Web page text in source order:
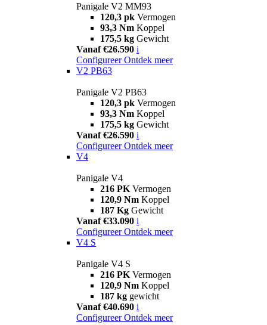
Panigale V2 MM93
120,3 pk Vermogen
93,3 Nm Koppel
175,5 kg Gewicht
Vanaf €26.590 i
Configureer Ontdek meer
V2 PB63
Panigale V2 PB63
120,3 pk Vermogen
93,3 Nm Koppel
175,5 kg Gewicht
Vanaf €26.590 i
Configureer Ontdek meer
V4
Panigale V4
216 PK Vermogen
120,9 Nm Koppel
187 Kg Gewicht
Vanaf €33.090 i
Configureer Ontdek meer
V4 S
Panigale V4 S
216 PK Vermogen
120,9 Nm Koppel
187 kg gewicht
Vanaf €40.690 i
Configureer Ontdek meer